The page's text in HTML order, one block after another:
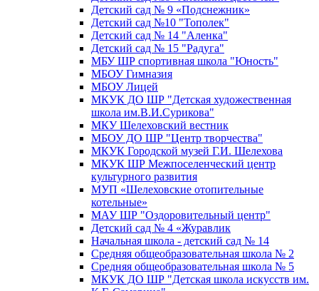
Детский сад № 9 «Подснежник»
Детский сад №10 "Тополек"
Детский сад № 14 "Аленка"
Детский сад № 15 "Радуга"
МБУ ШР спортивная школа "Юность"
МБОУ Гимназия
МБОУ Лицей
МКУК ДО ШР "Детская художественная
школа им.В.И.Сурикова"
МКУ Шелеховский вестник
МБОУ ДО ШР "Центр творчества"
МКУК Городской музей Г.И. Шелехова
МКУК ШР Межпоселенческий центр
культурного развития
МУП «Шелеховские отопительные
котельные»
МАУ ШР "Оздоровительный центр"
Детский сад № 4 «Журавлик
Начальная школа - детский сад № 14
Средняя общеобразовательная школа № 2
Средняя общеобразовательная школа № 5
МКУК ДО ШР "Детская школа искусств им.